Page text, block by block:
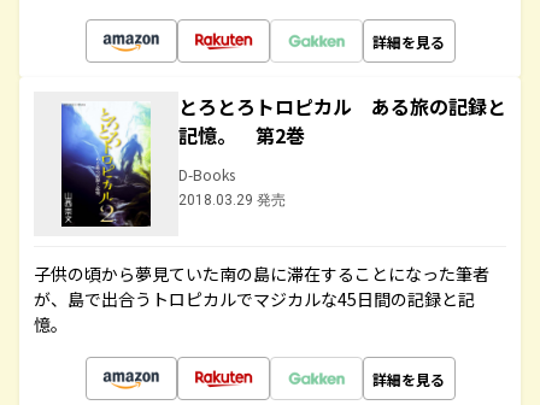
詳細を見る
とろとろトロピカル ある旅の記録と
記憶。 第2巻
D-Books
2018.03.29 発売
子供の頃から夢見ていた南の島に滞在することになった筆者
が、島で出合うトロピカルでマジカルな45日間の記録と記
憶。
詳細を見る